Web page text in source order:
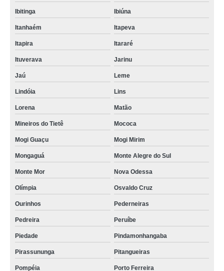
Ibitinga Ibiúna
Itanhaém Itapeva
Itapira Itararé
Ituverava Jarinu
Jaú Leme
Lindóia Lins
Lorena Matão
Mineiros do Tietê Mococa
Mogi Guaçu Mogi Mirim
Mongaguá Monte Alegre do Sul
Monte Mor Nova Odessa
Olímpia Osvaldo Cruz
Ourinhos Pederneiras
Pedreira Peruíbe
Piedade Pindamonhangaba
Pirassununga Pitangueiras
Pompéia Porto Ferreira